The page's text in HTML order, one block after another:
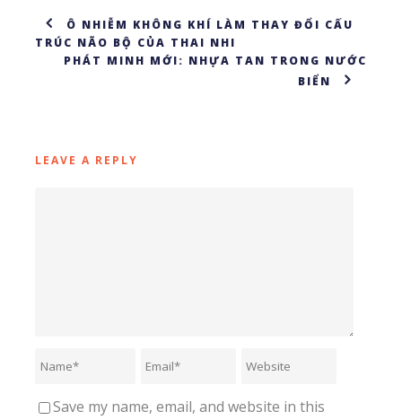
Ô NHIỄM KHÔNG KHÍ LÀM THAY ĐỔI CẤU
TRÚC NÃO BỘ CỦA THAI NHI
PHÁT MINH MỚI: NHỰA TAN TRONG NƯỚC
BIỂN
LEAVE A REPLY
Save my name, email, and website in this